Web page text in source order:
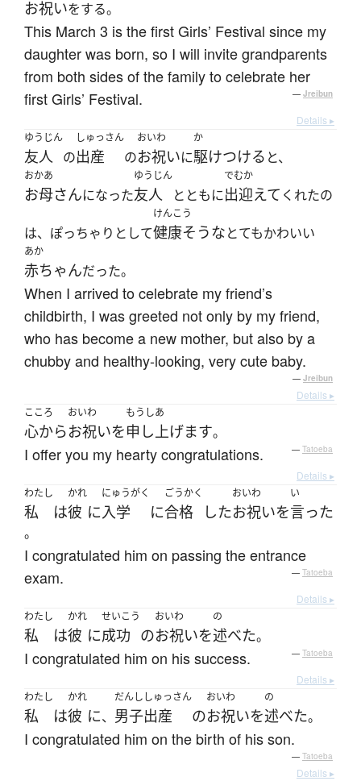
お祝いをする。
This March 3 is the first Girls’ Festival since my
daughter was born, so I will invite grandparents
from both sides of the family to celebrate her
first Girls’ Festival.
— Jreibun
Details ▸
ゆうじん
友人 の
しゅっさん
出産 の
おいわ
お祝いに
か
駆けつける と、
おかあ
お母さんになった
ゆうじん
友人 とともに
でむか
出迎えて くれたの
は、ぽっちゃりとして
けんこう
健康そうなとてもかわいい
あか
赤ちゃんだった。
When I arrived to celebrate my friend’s
childbirth, I was greeted not only by my friend,
who has become a new mother, but also by a
chubby and healthy-looking, very cute baby.
— Jreibun
Details ▸
こころ
心から
おいわ
お祝いを
もうしあ
申し上げます。
I offer you my hearty congratulations. — Tatoeba
Details ▸
わたし
私 は
かれ
彼 に
にゅうがく
入学 に
ごうかく
合格 した
おいわ
お祝いを
い
言った
。
I congratulated him on passing the entrance
exam.
— Tatoeba
Details ▸
わたし
私 は
かれ
彼 に
せいこう
成功 の
おいわ
お祝いを
の
述べた。
I congratulated him on his success. — Tatoeba
Details ▸
わたし
私 は
かれ
彼 に、
だんし
男子
しゅっさん
出産 の
おいわ
お祝いを
の
述べた。
I congratulated him on the birth of his son.
— Tatoeba
Details ▸